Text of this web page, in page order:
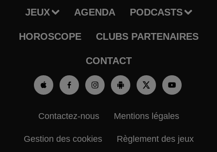
JEUX AGENDA PODCASTS
HOROSCOPE CLUBS PARTENAIRES
CONTACT
Contactez-nous Mentions légales
Gestion des cookies Règlement des jeux